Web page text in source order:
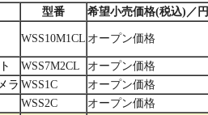
型番 希望小売価格(税込)／円
WSS10M1CL オープン価格
WSS7M2CL オープン価格
ラ WSS1C オープン価格
WSS2C オープン価格